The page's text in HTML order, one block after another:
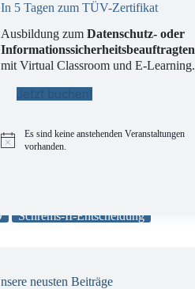
Schrems-II-Entscheidung
In 5 Tagen zum TÜV-Zertifikat
Ausbildung zumDatenschutz- oder
Informationssicherheitsbeauftragten
mit Virtual Classroom und E-Learning.
Jetzt buchen!
H
s
Es sind keine anstehenden Veranstaltungen
vorhanden.
neusten Beiträge